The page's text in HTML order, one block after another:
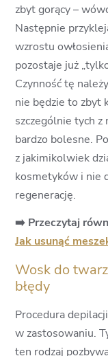
zbyt gorący –
Następnie
wzrostu
pozostaje już
Czynność tę
nie będzie to zbyt
szczególnie tych
bardzo bolesne.
z jakimikolwiek
kosmetyków i nie
regenerację.
➡️ Przeczytaj
Jak usunąć
Wosk do
błędy
Procedura
w zastosowaniu.
ten rodzaj